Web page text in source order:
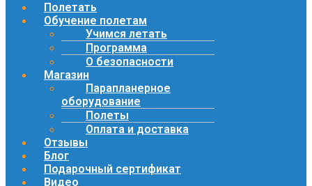
Полетать
Обучение полетам
Учимся летать
Программа
О безопасности
Магазин
Парапланерное
оборудование
Полеты
Оплата и доставка
Отзывы
Блог
Подарочный сертификат
Видео